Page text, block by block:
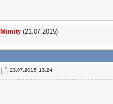
Mimity (21.07.2015)
23.07.2015, 13:24